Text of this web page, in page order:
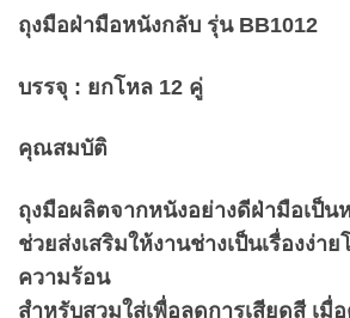
ถุงมือฝ่ามือหนังกลับ รุ่น BB1012
บรรจุ : ยกโหล 12 คู่
คุณสมบัติ
ถุงมือผลิตจากหนังอย่างดีฝ่ามือเป็น
ช่วยส่งเสริมให้งานช่างเป็นเรื่องง่า
ความร้อน
สำหรับสวมใส่เพื่อลดการเสียดสี เมื่